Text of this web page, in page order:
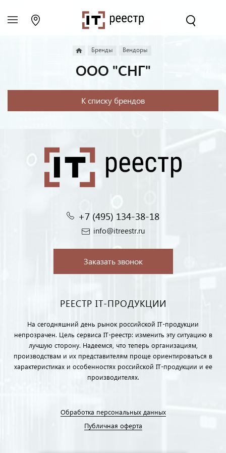
Бренды Вендоры
ООО "СНГ"
К списку брендов
+7 (495) 134-38-18‬
info@itreestr.ru
Заказать звонок
РЕЕСТР IT-ПРОДУКЦИИ
На сегодняшний день рынок российской IT-продукции
непрозрачен. Цель сервиса IT-реестр: изменить эту ситуацию в
лучшую сторону. Надеемся, что теперь организациям,
производствам и их представителям проще ориентироваться в
характеристиках и особенностях российской IT-продукции и ее
производителях.
Обработка персональных данных
Публичная оферта